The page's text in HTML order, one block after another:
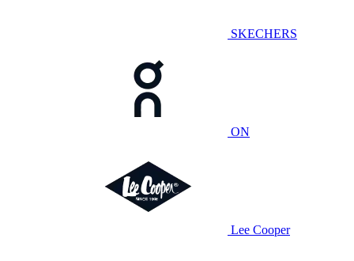
SKECHERS
ON
Lee Cooper